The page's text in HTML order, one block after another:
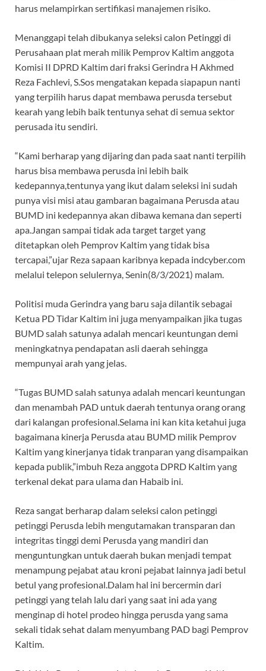
harus melampirkan sertifikasi manajemen risiko.
Menanggapi telah dibukanya seleksi calon Petinggi di
Perusahaan plat merah milik Pemprov Kaltim anggota
Komisi II DPRD Kaltim dari fraksi Gerindra H Akhmed
Reza Fachlevi, S.Sos mengatakan kepada siapapun nanti
yang terpilih harus dapat membawa perusda tersebut
kearah yang lebih baik tentunya sehat di semua sektor
perusada itu sendiri.
“Kami berharap yang dijaring dan pada saat nanti terpilih
harus bisa membawa perusda ini lebih baik
kedepannya,tentunya yang ikut dalam seleksi ini sudah
punya visi misi atau gambaran bagaimana Perusda atau
BUMD ini kedepannya akan dibawa kemana dan seperti
apa.Jangan sampai tidak ada target target yang
ditetapkan oleh Pemprov Kaltim yang tidak bisa
tercapai,”ujar Reza sapaan karibnya kepada indcyber.com
melalui telepon selulernya, Senin(8/3/2021) malam.
Politisi muda Gerindra yang baru saja dilantik sebagai
Ketua PD Tidar Kaltim ini juga menyampaikan jika tugas
BUMD salah satunya adalah mencari keuntungan demi
meningkatnya pendapatan asli daerah sehingga
mempunyai arah yang jelas.
“Tugas BUMD salah satunya adalah mencari keuntungan
dan menambah PAD untuk daerah tentunya orang orang
dari kalangan profesional.Selama ini kan kita ketahui juga
bagaimana kinerja Perusda atau BUMD milik Pemprov
Kaltim yang kinerjanya tidak tranparan yang disampaikan
kepada publik,”imbuh Reza anggota DPRD Kaltim yang
terkenal dekat para ulama dan Habaib ini.
Reza sangat berharap dalam seleksi calon petinggi
petinggi Perusda lebih mengutamakan transparan dan
integritas tinggi demi Perusda yang mandiri dan
menguntungkan untuk daerah bukan menjadi tempat
menampung pejabat atau kroni pejabat lainnya jadi betul
betul yang profesional.Dalam hal ini bercermin dari
petinggi yang telah lalu dari yang saat ini ada yang
menginap di hotel prodeo hingga perusda yang sama
sekali tidak sehat dalam menyumbang PAD bagi Pemprov
Kaltim.